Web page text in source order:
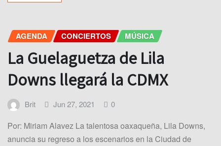
AGENDA CONCIERTOS MÚSICA
La Guelaguetza de Lila
Downs llegará la CDMX
Brit Jun 27, 2021 0
Por: Miriam Alavez La talentosa oaxaqueña, Lila Downs,
anuncia su regreso a los escenarios en la Ciudad de